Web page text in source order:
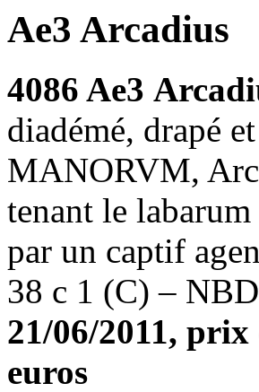
Ae3 Arcadius
4086 Ae3
diadémé, drapé
MANORVM,
tenant le
par un captif
38 c 1 (C) –
21/06/2011,
euros